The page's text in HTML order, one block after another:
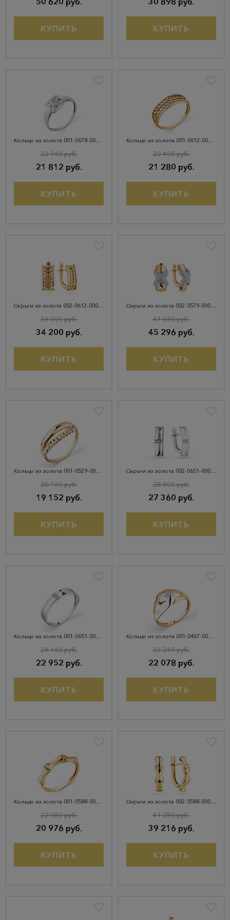
КУПИТЬ КУПИТЬ
Кольцо из золота 001-0678-0001-031
21 812 руб.
22 960 руб.
КУПИТЬ
Кольцо из золота 001-0612-0000-010
21 280 руб.
22 400 руб.
КУПИТЬ
Серьги из золота 002-0612-0000-010
34 200 руб.
36 000 руб.
КУПИТЬ
Серьги из золота 002-0579-0001-011
45 296 руб.
47 680 руб.
КУПИТЬ
Кольцо из золота 001-0529-0000-010
19 152 руб.
20 160 руб.
КУПИТЬ
Серьги из золота 002-0651-0001-031
27 360 руб.
28 800 руб.
КУПИТЬ
Кольцо из золота 001-0651-0001-031
22 952 руб.
24 160 руб.
КУПИТЬ
Кольцо из золота 001-0467-0000-011
22 078 руб.
23 240 руб.
КУПИТЬ
Кольцо из золота 001-0588-0000-010
20 976 руб.
22 080 руб.
КУПИТЬ
Серьги из золота 002-0588-0000-010
39 216 руб.
41 280 руб.
КУПИТЬ